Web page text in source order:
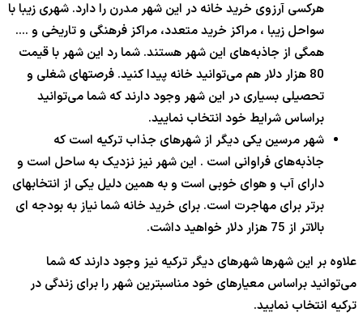
هرکسی آرزوی خرید خانه در این شهر مدرن را دارد. شهری زیبا با
سواحل زیبا ، مراکز خرید متعدد، مراکز فرهنگی و تاریخی و ….
همگی از جاذبه‌های این شهر هستند. شما رد این شهر با قیمت
80 هزار دلار هم می‌توانید خانه پیدا کنید. فرصتهای شغلی و
تحصیلی بسیاری در این شهر وجود دارند که شما می‌توانید
براساس شرایط خود انتخاب نمایید.
شهر مرسین یکی دیگر از شهرهای جذاب ترکیه است که
جاذبه‌های فراوانی است . این شهر نیز نزدیک به ساحل است و
دارای آب و هوای خوبی است و به همین دلیل یکی از انتخابهای
برتر برای مهاجرت است. برای خرید خانه شما نیاز به بودجه ای
بالاتر از 75 هزار دلار خواهید داشت.
علاوه بر این شهرها شهرهای دیگر ترکیه نیز وجود دارند که شما
می‌توانید براساس معیارهای خود مناسبترین شهر را برای زندگی در
ترکیه انتخاب نمایید.